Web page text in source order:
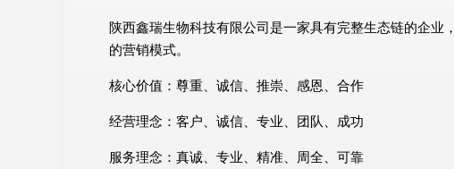
陕西鑫瑞生物科技有限公司是一家具有完整生态链的企
的营销模式。
核心价值：尊重、诚信、推崇、感恩、合作
经营理念：客户、诚信、专业、团队、成功
服务理念：真诚、专业、精准、周全、可靠